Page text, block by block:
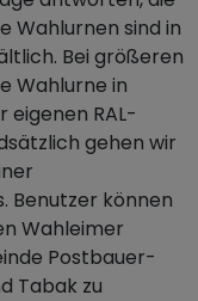
Wahlurnen sind in
Bei größeren
Wahlurne in
eigenen RAL-
gehen wir
Benutzer können
Wahleimer
Postbauer-
Tabak zu